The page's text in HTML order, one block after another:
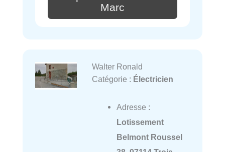
Marc
Walter Ronald
Catégorie : Électricien
Adresse :
Lotissement
Belmont Roussel